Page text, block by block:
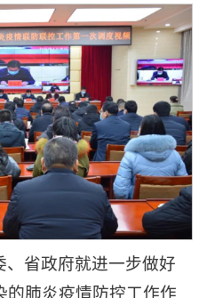
、省政府就进一步做好
的肺炎疫情防控工作作